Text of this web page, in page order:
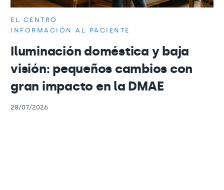
EL CENTRO
INFORMACIÓN AL PACIENTE
Iluminación doméstica y baja
visión: pequeños cambios con
gran impacto en la DMAE
28/07/2026